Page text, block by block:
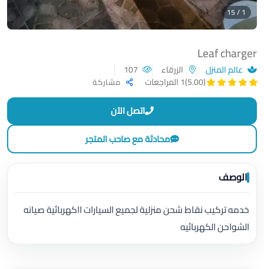
Leaf charger
عالم المنزل الزرقاء
(5.00)
1 المراجعات مشاركة
1 / 15
اتصل الآن
محادثة مع صاحب المتجر
الوصف
خدمه تركيب نقاط شحن منزلية لجميع السيارات ااكهربائية صيانه
الشواحن الكهربائيه